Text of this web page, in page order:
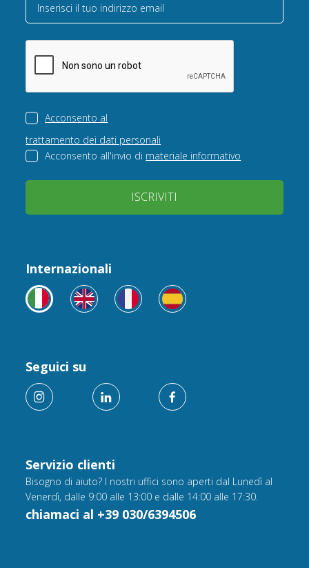
Inserisci il tuo indirizzo email
Acconsento al
trattamento dei dati personali
Acconsento all'invio di materiale informativo
ISCRIVITI
Servizio clienti
Bisogno di aiuto? I nostri uffici sono aperti dal Lunedì al
Venerdì, dalle 9:00 alle 13:00 e dalle 14:00 alle 17:30.
chiamaci al +39 030/6394506
Internazionali
Seguici su